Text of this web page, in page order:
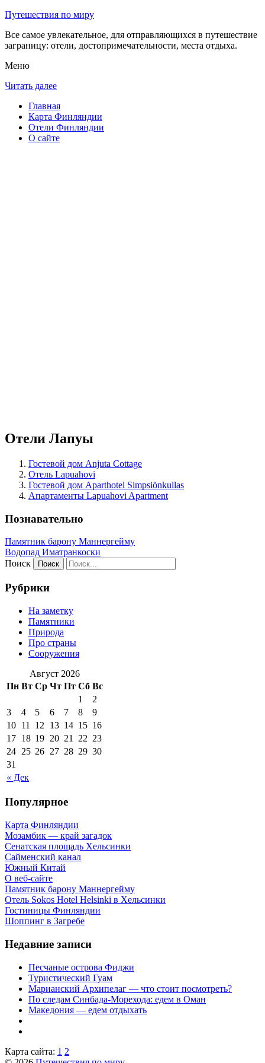
Путешествия по миру
Все самое увлекательное, для отправляющихся в путешествие
заграницу: отели, достопримечательности, места отдыха.
Меню
Читать далее
Главная
Карта Финляндии
Отели Финляндии
О сайте
Отели Лапуы
Гостевой дом Anjuta Cottage
Отель Lapuahovi
Гостевой дом Aparthotel Simpsiönkullas
Апартаменты Lapuahovi Apartment
Познавательно
Памятник барону Маннергейму
Водопад Иматранкоски
Поиск
Рубрики
На заметку
Памятники
Природа
Про страны
Сооружения
Август 2026
Пн Вт Ср Чт Пт Сб Вс
« Дек
1
2
3
4 5 6 7 8
9
10 11 12 13 14 15 16
17 18 19 20 21 22 23
24 25 26 27 28 29 30
31
Популярное
Карта Финляндии
Мозамбик — край загадок
Сенатская площадь Хельсинки
Сайменский канал
Южный Китай
О веб-сайте
Памятник барону Маннергейму
Отель Sokos Hotel Helsinki в Хельсинки
Гостиницы Финляндии
Шоппинг в Загребе
Недавние записи
Песчаные острова Фиджи
Туристический Гуам
Марианский Архипелаг — что стоит посмотреть?
По следам Синбада-Морехода: едем в Оман
Македония — едем отдыхать
Карта сайта: 1 2